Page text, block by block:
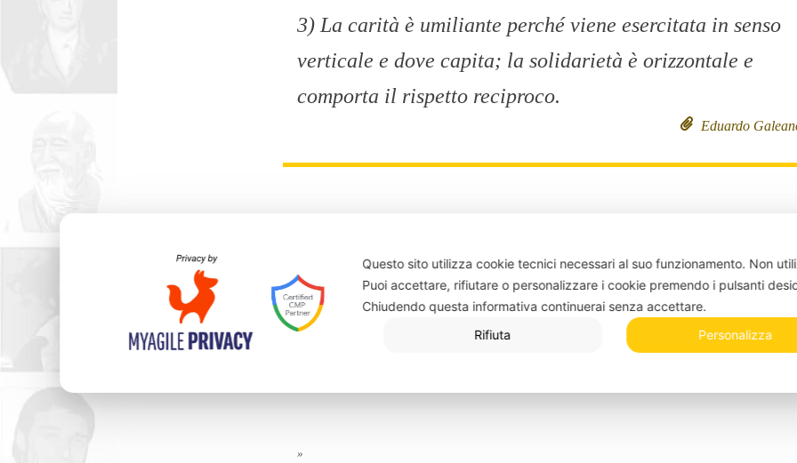
3) La carità è umiliante perché viene esercitata in senso
verticale e dove capita; la solidarietà è orizzontale e
comporta il rispetto reciproco.
Eduardo
4) L'opera umana più bella è di essere utile al prossimo.
»
Questo sito utilizza cookie tecnici necessari al suo funzionamento. Non
Puoi accettare, rifiutare o personalizzare i cookie premendo i pulsanti
Chiudendo questa informativa continuerai senza accettare.
Rifiuta
Personalizza